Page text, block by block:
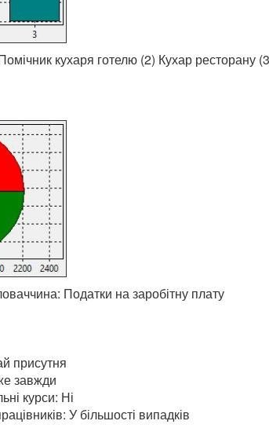
кухаря готелю (2) Кухар ресторану
Податки на заробітну плату
присутня
завжди
курси: Ні
У більшості випадків